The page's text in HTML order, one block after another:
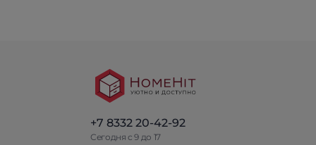
+7 8332 20-42-92
Сегодня с 9 до 17